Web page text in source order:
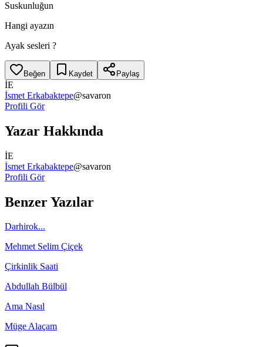
Suskunluğun
Hangi ayazın
Ayak sesleri ?
Beğen Kaydet Paylaş
İE
İsmet Erkabaktepe@savaron
Profili Gör
Yazar Hakkında
İE
İsmet Erkabaktepe@savaron
Profili Gör
Benzer Yazılar
Darhirok...
Mehmet Selim Çiçek
Çirkinlik Saati
Abdullah Bülbül
Ama Nasıl
Müge Alaçam